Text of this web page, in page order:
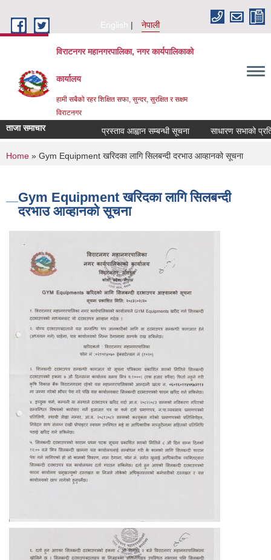
English
नेपाली
विराटनगर महानगरपालिका, नगर कार्यपालिकाको
कार्यालय
हामी सबैको रहर शिक्षित सफा, सुन्दर, सुरक्षित र सक्षम
विराटनगर
ताजा समाचार प्रस्ताव आह्वान सम्बन्धी सूचना साधारण सभाको
You are here
Home » Gym Equipment खरिदका लागि सिलबन्दी दरभाउ आव्हानको सूचना
Gym Equipment खरिदका लागि सिलबन्दी
दरभाउ आव्हानको सूचना